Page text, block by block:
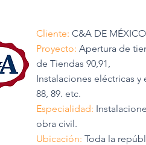
Cliente: C&A DE
Proyecto: Apertura de
de Tiendas 90,91,
Instalaciones eléctricas
88, 89. etc.
Especialidad:
obra civil.
Ubicación: Toda la